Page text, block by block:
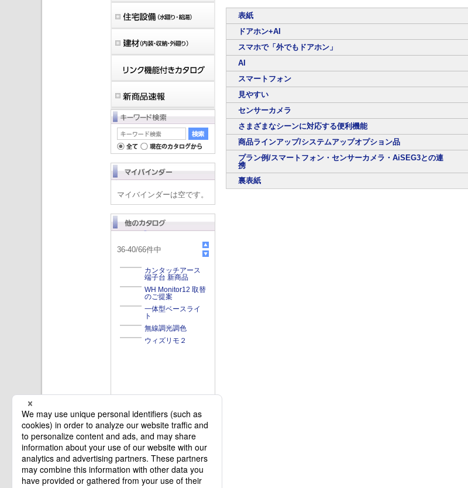
表紙
ドアホン+AI
スマホで「外でもドアホン」
AI
スマートフォン
見やすい
センサーカメラ
さまざまなシーンに対応する便利機能
商品ラインアップ/システムアップオプション品
プラン例/スマートフォン・センサーカメラ・AiSEG3との連
携
裏表紙
マイバインダーは空です。
36-40/66件中
カンタッチアース
端子台 新商品
WH Monitor12 取替
のご提案
一体型ベースライ
ト
無線調光調色
ウィズリモ２